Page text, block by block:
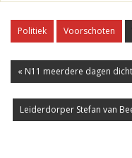
Politiek Voorschoten
« N11 meerdere dagen
Leiderdorper Stefan van